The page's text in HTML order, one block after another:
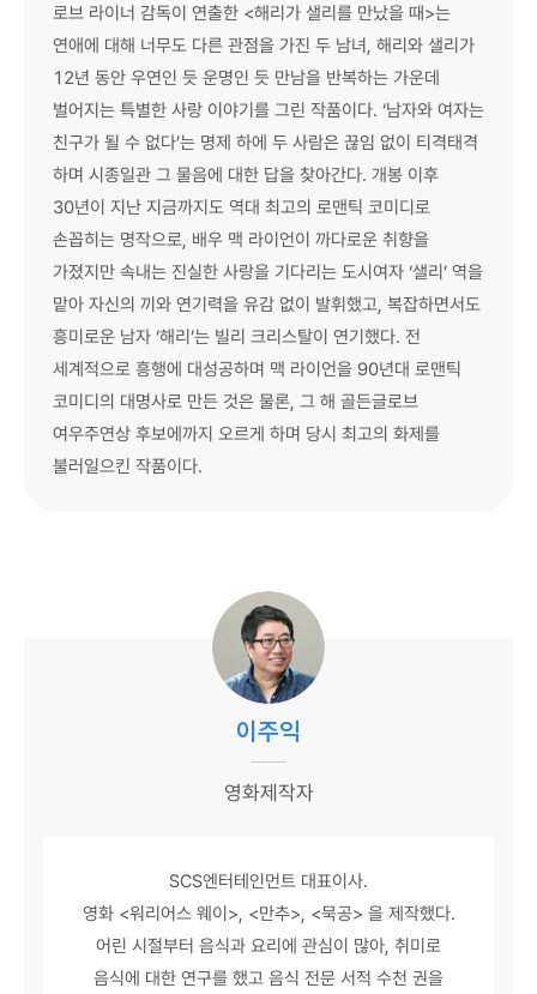
로브 라이너 감독이 연출한 <해리가 샐리를 만났을 때>는
연애에 대해 너무도 다른 관점을 가진 두 남녀, 해리와 샐리가
12년 동안 우연인 듯 운명인 듯 만남을 반복하는 가운데
벌어지는 특별한 사랑 이야기를 그린 작품이다. ‘남자와 여자는
친구가 될 수 없다’는 명제 하에 두 사람은 끊임 없이 티격태격
하며 시종일관 그 물음에 대한 답을 찾아간다. 개봉 이후
30년이 지난 지금까지도 역대 최고의 로맨틱 코미디로
손꼽히는 명작으로, 배우 맥 라이언이 까다로운 취향을
가졌지만 속내는 진실한 사랑을 기다리는 도시여자 ‘샐리’ 역을
맡아 자신의 끼와 연기력을 유감 없이 발휘했고, 복잡하면서도
흥미로운 남자 ‘해리’는 빌리 크리스탈이 연기했다. 전
세계적으로 흥행에 대성공하며 맥 라이언을 90년대 로맨틱
코미디의 대명사로 만든 것은 물론, 그 해 골든글로브
여우주연상 후보에까지 오르게 하며 당시 최고의 화제를
불러일으킨 작품이다.
이주익
영화제작자
SCS엔터테인먼트 대표이사.
영화 <워리어스 웨이>, <만추>, <묵공> 을 제작했다.
어린 시절부터 음식과 요리에 관심이 많아, 취미로
음식에 대한 연구를 했고 음식 전문 서적 수천 권을